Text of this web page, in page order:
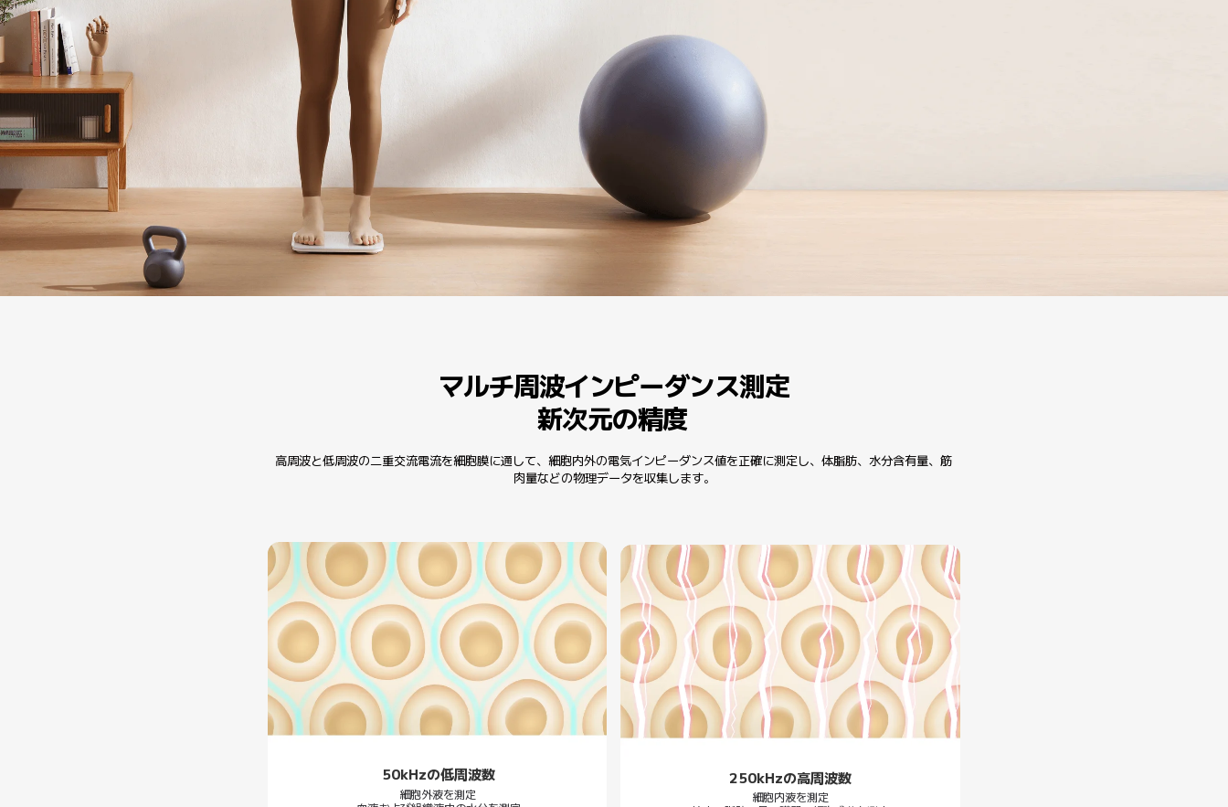
マルチ周波インピーダンス測定
新次元の精度
高周波と低周波の二重交流電流を細胞膜に通して、細胞内外の電気インピーダンス値を正確に測定し、体脂肪、水分含有量、筋
肉量などの物理データを収集します。
50kHzの低周波数
細胞外液を測定
250kHzの高周波数
細胞内液を測定